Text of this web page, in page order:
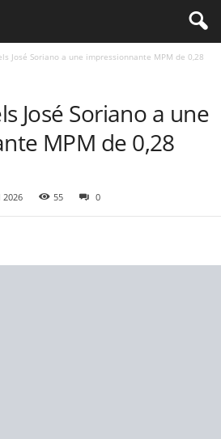
José Soriano a une impressionnante MPM de 0,28
José Soriano a une
MPM de 0,28
2026 55 0